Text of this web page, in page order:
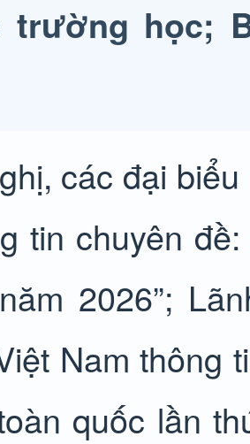
trường học;
các đại
tin chuyên
2026”;
Nam thông
quốc lần